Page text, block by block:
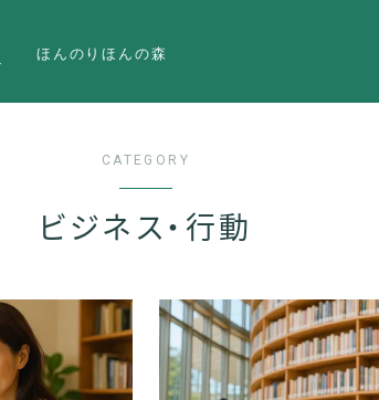
ほんのりほんの森
CATEGORY
ビジネス・行動